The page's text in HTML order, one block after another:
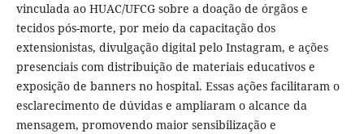
vinculada ao HUAC/UFCG sobre a doação de órgãos e
tecidos pós-morte, por meio da capacitação dos
extensionistas, divulgação digital pelo Instagram, e ações
presenciais com distribuição de materiais educativos e
exposição de banners no hospital. Essas ações facilitaram o
esclarecimento de dúvidas e ampliaram o alcance da
mensagem, promovendo maior sensibilização e